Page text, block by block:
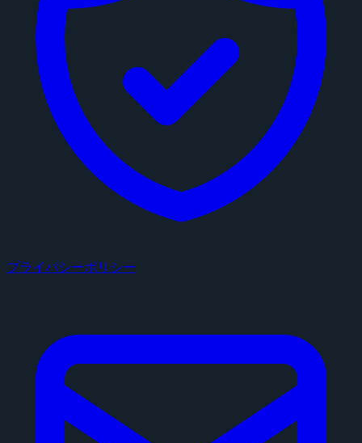
プライバシーポリシー